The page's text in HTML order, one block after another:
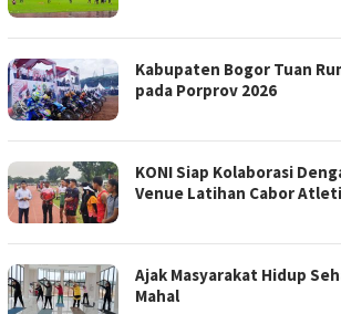
Kabupaten Bogor Tuan
pada Porprov 2026
KONI Siap Kolaborasi
Venue Latihan Cabor
Ajak Masyarakat Hidup
Mahal